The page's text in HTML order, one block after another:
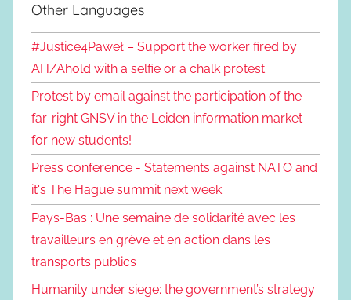
Other Languages
#Justice4Paweł – Support the worker fired by
AH/Ahold with a selfie or a chalk protest
Protest by email against the participation of the
far-right GNSV in the Leiden information market
for new students!
Press conference - Statements against NATO and
it's The Hague summit next week
Pays-Bas : Une semaine de solidarité avec les
travailleurs en grève et en action dans les
transports publics
Humanity under siege: the government’s strategy